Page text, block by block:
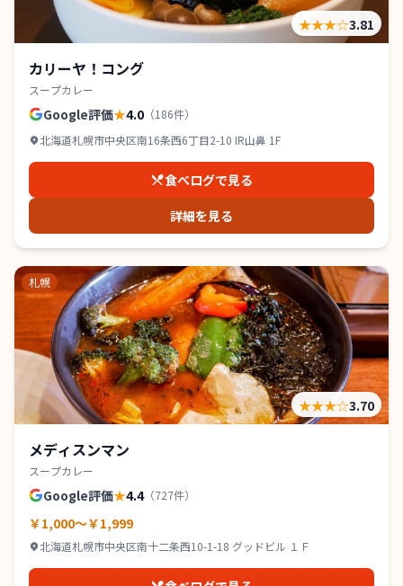
★★★☆3.81
カリーヤ！コング
スープカレー
Google評価★4.0 （186件）
北海道札幌市中央区南16条西6丁目2-10 IR山鼻 1F
食べログで見る
詳細を見る
札幌
★★★☆3.70
メディスンマン
スープカレー
Google評価★4.4（727件）
￥1,000～￥1,999
北海道札幌市中央区南十二条西10-1-18 グッドビル １Ｆ